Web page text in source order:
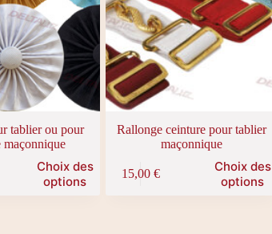
tablier ou pour
maçonnique
Choix des
options
Rallonge ceinture pour tablier
maçonnique
15,00 €
Choix des
options
Ce
produit